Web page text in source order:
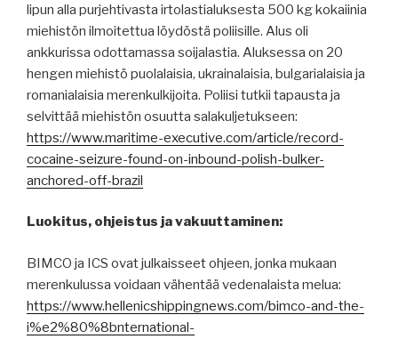
lipun alla purjehtivasta irtolastialuksesta 500 kg kokaiinia
miehistön ilmoitettua löydöstä poliisille. Alus oli
ankkurissa odottamassa soijalastia. Aluksessa on 20
hengen miehistö puolalaisia, ukrainalaisia, bulgarialaisia ja
romanialaisia merenkulkijoita. Poliisi tutkii tapausta ja
selvittää miehistön osuutta salakuljetukseen:
https://www.maritime-executive.com/article/record-
cocaine-seizure-found-on-inbound-polish-bulker-
anchored-off-brazil
Luokitus, ohjeistus ja vakuuttaminen:
BIMCO ja ICS ovat julkaisseet ohjeen, jonka mukaan
merenkulussa voidaan vähentää vedenalaista melua:
https://www.hellenicshippingnews.com/bimco-and-the-
i%e2%80%8bnternational-